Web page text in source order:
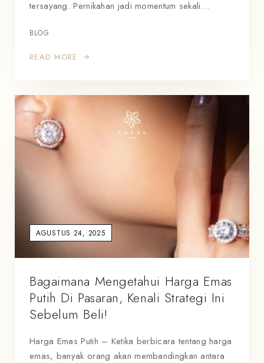
tersayang. Pernikahan jadi momentum sekali…
BLOG
READ MORE
AGUSTUS 24, 2025
Bagaimana Mengetahui Harga Emas
Putih Di Pasaran, Kenali Strategi Ini
Sebelum Beli!
Harga Emas Putih – Ketika berbicara tentang harga
emas, banyak orang akan membandingkan antara